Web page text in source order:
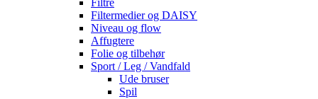
Filtre
Filtermedier og DAISY
Niveau og flow
Affugtere
Folie og tilbehør
Sport / Leg / Vandfald
Ude bruser
Spil